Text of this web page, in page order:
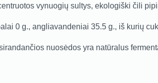
vynuogių sultys, ekologiški čili
0 g., angliavandeniai 35.5 g., iš kurių
nuosėdos yra natūralus